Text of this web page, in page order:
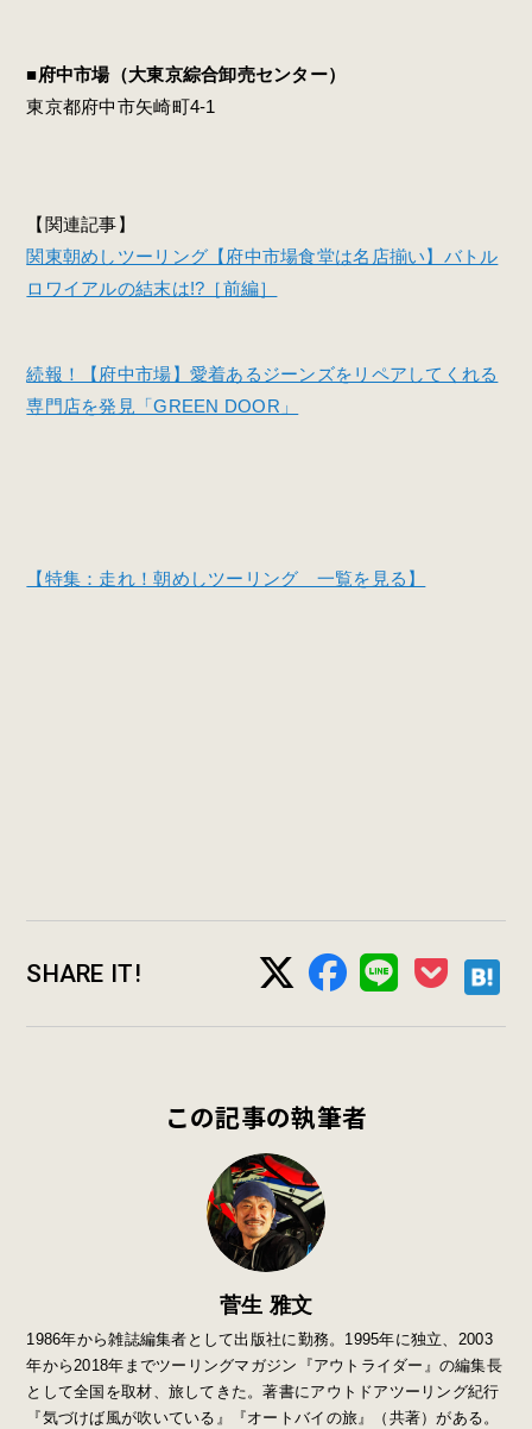
■府中市場（大東京綜合卸売センター）
東京都府中市矢崎町4-1
【関連記事】
関東朝めしツーリング【府中市場食堂は名店揃い】バトル
ロワイアルの結末は!?［前編］
続報！【府中市場】愛着あるジーンズをリペアしてくれる
専門店を発見「GREEN DOOR」
【特集：走れ！朝めしツーリング 一覧を見る】
SHARE IT!
この記事の執筆者
菅生 雅文
1986年から雑誌編集者として出版社に勤務。1995年に独立、2003
年から2018年までツーリングマガジン『アウトライダー』の編集長
として全国を取材、旅してきた。著書にアウトドアツーリング紀行
『気づけば風が吹いている』『オートバイの旅』（共著）がある。